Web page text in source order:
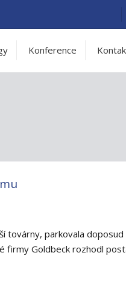
Konference
továrny, parkovala
firmy Goldbeck rozhodl